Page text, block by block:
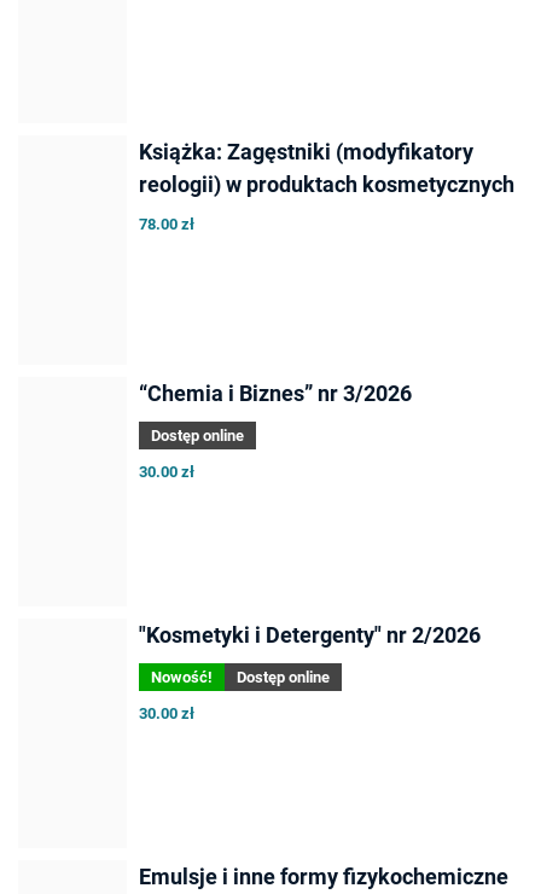
Książka: Zagęstniki (modyfikatory
reologii) w produktach kosmetycznych
78.00 zł
“Chemia i Biznes” nr 3/2026
Dostęp online
30.00 zł
"Kosmetyki i Detergenty" nr 2/2026
Nowość!
Dostęp online
30.00 zł
Emulsje i inne formy fizykochemiczne